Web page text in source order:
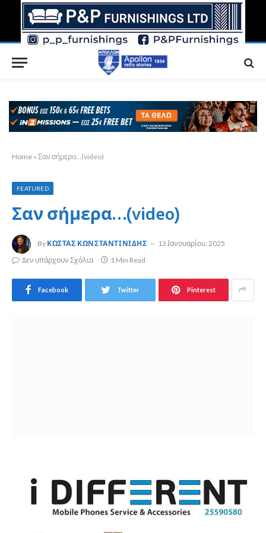
Home » Σαν σήμερα…(video)
FEATURED
Σαν σήμερα…(video)
By ΚΏΣΤΑΣ ΚΩΝΣΤΑΝΤΙΝΊΔΗΣ
12 Ιανουαρίου, 2025
Δεν υπάρχουν Σχόλια
1 Min Read
Facebook Twitter Pinterest